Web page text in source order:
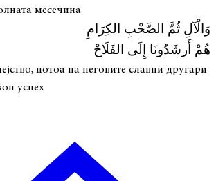
месечина
وَالْآلِ ثُمَّ الصَّحْبِ الكِرَامِ
هُمْ أَرشَدُونَا إِلَى الفَلَاحْ
потоа на неговите славни другари
успех